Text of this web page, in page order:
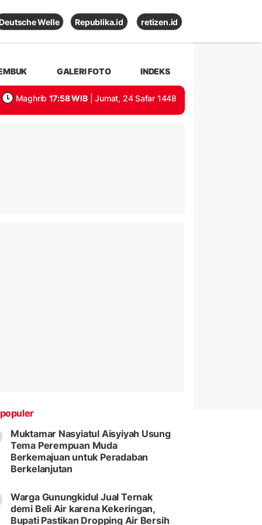
Deutsche Welle Republika.id retizen.id
GALERI FOTO INDEKS
Maghrib 17:58 WIB | Jumat, 24 Safar 1448
Muktamar Nasyiatul Aisyiyah Usung
Tema Perempuan Muda
Berkemajuan untuk Peradaban
Berkelanjutan
Warga Gunungkidul Jual Ternak
demi Beli Air karena Kekeringan,
Bupati Pastikan Dropping Air Bersih